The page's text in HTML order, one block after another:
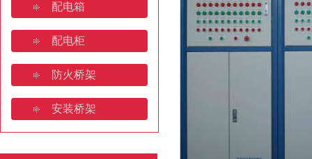
如何判断喷塑桥架的质量好
配电箱
配电柜
防火桥架
安装桥架